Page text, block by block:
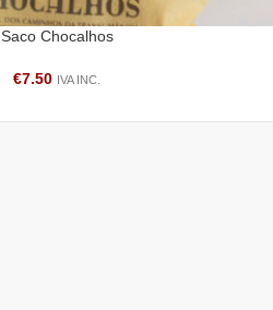
Saco Chocalhos
€7.50 IVA INC.